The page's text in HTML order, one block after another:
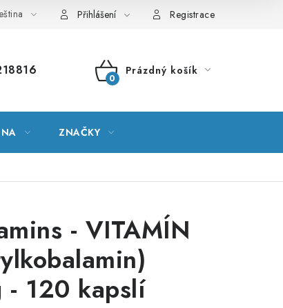
Mapa serveru Moje objednávka
Přihlášení Registrace
NÁKUPNÍ
Prázdný košík
ZNAČKY
- VITAMÍN
- 120 kapslí